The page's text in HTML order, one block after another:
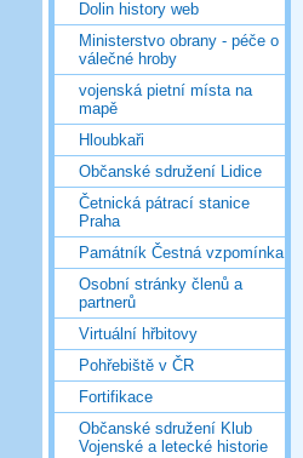
Dolin history web
Ministerstvo obrany - péče o
válečné hroby
vojenská pietní místa na
mapě
Hloubkaři
Občanské sdružení Lidice
Četnická pátrací stanice
Praha
Památník Čestná vzpomínka
Osobní stránky členů a
partnerů
Virtuální hřbitovy
Pohřebiště v ČR
Fortifikace
Občanské sdružení Klub
Vojenské a letecké historie